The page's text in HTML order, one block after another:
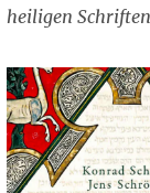
heiligen